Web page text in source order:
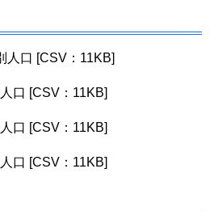
人口 [CSV：11KB]
口 [CSV：11KB]
口 [CSV：11KB]
口 [CSV：11KB]